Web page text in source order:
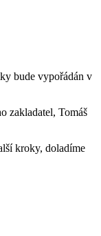
bude vypořádán v
zakladatel, Tomáš
kroky, doladíme